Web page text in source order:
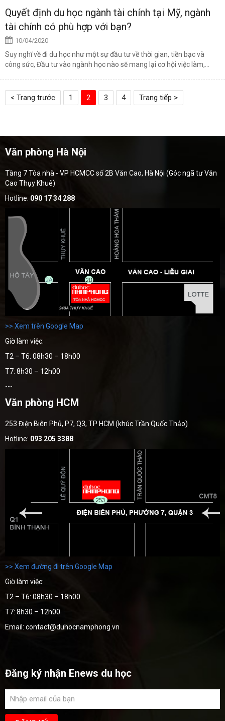
Quyết định du học ngành tài chính tại Mỹ, ngành
tài chính có phù hợp với bạn?
10/04/2020
Suy nghĩ về đi du học như một sự đầu tư về thời gian, tiền bạc và
công sức, Đầu tư vào ngành học nào sẽ mang lại cơ hội việc làm,...
< Trang trước 1 2 3 4 Trang tiếp >
Văn phòng Hà Nội
Tầng 7 Tòa nhà - VP HCMCC số 2B Văn Cao, Hà Nội (Góc ngã tư Văn
Cao Thụy Khuê)
Hotline: 090 17 34 288
>> Xem trên Google Map
Giờ làm việc:
T2 – T6: 08h30 – 18h00
T7: 8h30 – 12h00
---
Văn phòng HCM
253 Điện Biên Phủ, P7, Q3, TP HCM (khúc Trần Quốc Thảo)
Hotline: 093 205 3388
>> Xem đường đi trên Google Map
Giờ làm việc:
T2 – T6: 08h30 – 18h00
T7: 8h30 – 12h00
Email: contact@duhocnamphong.vn
Đăng ký nhận Enews du học